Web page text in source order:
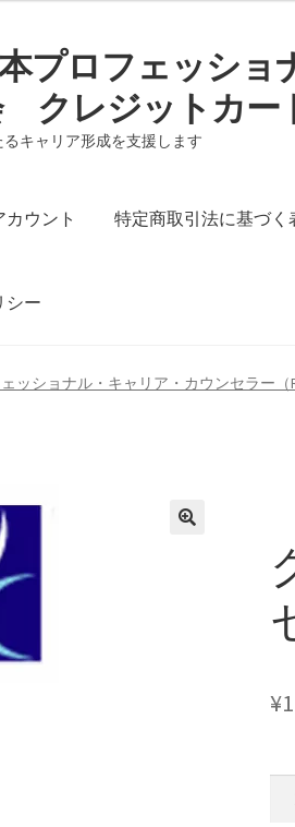
プロフェッショ
クレジットカー
キャリア形成を支援します
カウント 特定商取引法に基づく
シー
ント 特定商取引法に基づく表記 カ
ッショナル・キャリア・カウンセラー（R
¥